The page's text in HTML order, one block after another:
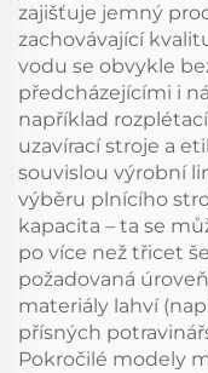
zajišťuje jemný
zachovávající
vodu se obvykle
předcházejícími i
například
uzavírací stroje a
souvislou výrobní
výběru plnícího
kapacita – ta se
po více než třicet
požadovaná
materiály lahví
přísných
Pokročilé modely